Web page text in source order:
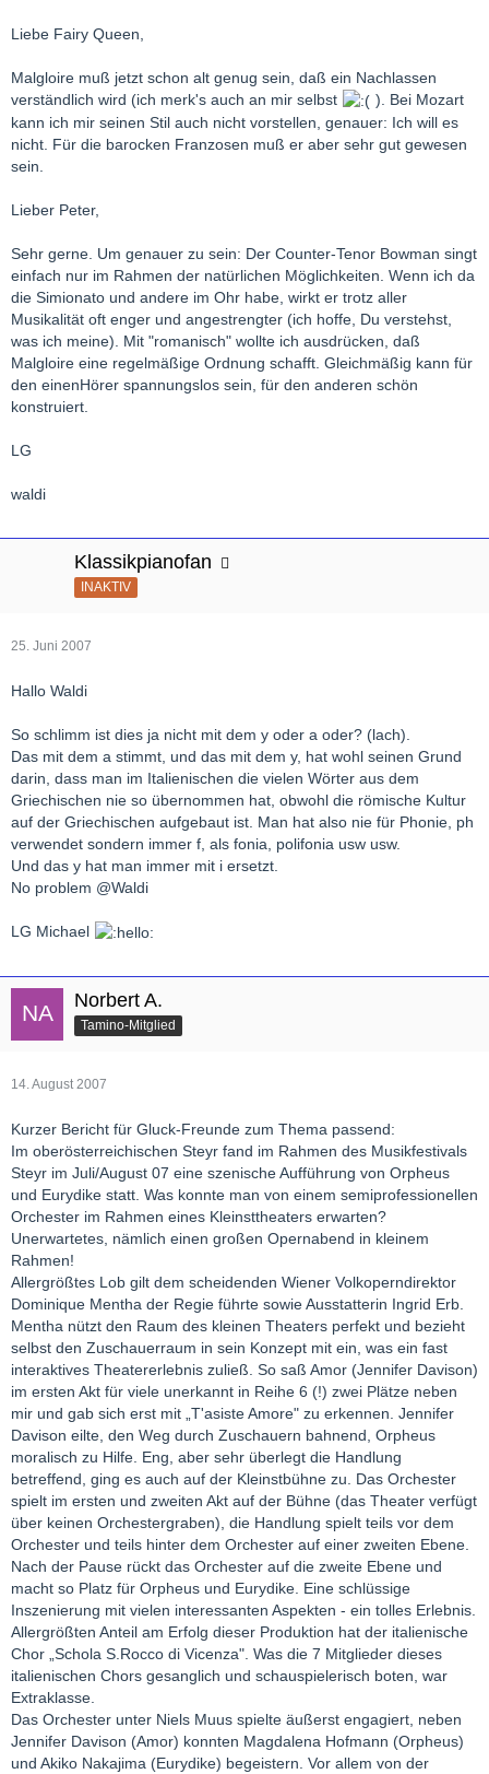
Liebe Fairy Queen,
Malgloire muß jetzt schon alt genug sein, daß ein Nachlassen
verständlich wird (ich merk's auch an mir selbst
). Bei Mozart
kann ich mir seinen Stil auch nicht vorstellen, genauer: Ich will es
nicht. Für die barocken Franzosen muß er aber sehr gut gewesen
sein.
Lieber Peter,
Sehr gerne. Um genauer zu sein: Der Counter-Tenor Bowman singt
einfach nur im Rahmen der natürlichen Möglichkeiten. Wenn ich da
die Simionato und andere im Ohr habe, wirkt er trotz aller
Musikalität oft enger und angestrengter (ich hoffe, Du verstehst,
was ich meine). Mit "romanisch" wollte ich ausdrücken, daß
Malgloire eine regelmäßige Ordnung schafft. Gleichmäßig kann für
den einenHörer spannungslos sein, für den anderen schön
konstruiert.
LG
waldi
Klassikpianofan
INAKTIV
25. Juni 2007
Hallo Waldi
So schlimm ist dies ja nicht mit dem y oder a oder? (lach).
Das mit dem a stimmt, und das mit dem y, hat wohl seinen Grund
darin, dass man im Italienischen die vielen Wörter aus dem
Griechischen nie so übernommen hat, obwohl die römische Kultur
auf der Griechischen aufgebaut ist. Man hat also nie für Phonie, ph
verwendet sondern immer f, als fonia, polifonia usw usw.
Und das y hat man immer mit i ersetzt.
No problem @Waldi
LG Michael
Norbert A.
Tamino-Mitglied
14. August 2007
Kurzer Bericht für Gluck-Freunde zum Thema passend:
Im oberösterreichischen Steyr fand im Rahmen des Musikfestivals
Steyr im Juli/August 07 eine szenische Aufführung von Orpheus
und Eurydike statt. Was konnte man von einem semiprofessionellen
Orchester im Rahmen eines Kleinsttheaters erwarten?
Unerwartetes, nämlich einen großen Opernabend in kleinem
Rahmen!
Allergrößtes Lob gilt dem scheidenden Wiener Volkoperndirektor
Dominique Mentha der Regie führte sowie Ausstatterin Ingrid Erb.
Mentha nützt den Raum des kleinen Theaters perfekt und bezieht
selbst den Zuschauerraum in sein Konzept mit ein, was ein fast
interaktives Theatererlebnis zuließ. So saß Amor (Jennifer Davison)
im ersten Akt für viele unerkannt in Reihe 6 (!) zwei Plätze neben
mir und gab sich erst mit „T'asiste Amore" zu erkennen. Jennifer
Davison eilte, den Weg durch Zuschauern bahnend, Orpheus
moralisch zu Hilfe. Eng, aber sehr überlegt die Handlung
betreffend, ging es auch auf der Kleinstbühne zu. Das Orchester
spielt im ersten und zweiten Akt auf der Bühne (das Theater verfügt
über keinen Orchestergraben), die Handlung spielt teils vor dem
Orchester und teils hinter dem Orchester auf einer zweiten Ebene.
Nach der Pause rückt das Orchester auf die zweite Ebene und
macht so Platz für Orpheus und Eurydike. Eine schlüssige
Inszenierung mit vielen interessanten Aspekten - ein tolles Erlebnis.
Allergrößten Anteil am Erfolg dieser Produktion hat der italienische
Chor „Schola S.Rocco di Vicenza". Was die 7 Mitglieder dieses
italienischen Chors gesanglich und schauspielerisch boten, war
Extraklasse.
Das Orchester unter Niels Muus spielte äußerst engagiert, neben
Jennifer Davison (Amor) konnten Magdalena Hofmann (Orpheus)
und Akiko Nakajima (Eurydike) begeistern. Vor allem von der